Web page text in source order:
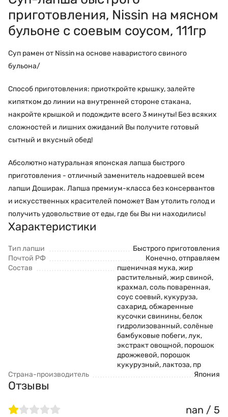
приготовления, Nissin на мясном
бульоне с соевым соусом, 111гр
Суп рамен от Nissin на основе наваристого свиного
бульона/
Способ приготовления: приоткройте крышку, залейте
кипятком до линии на внутренней стороне стакана,
накройте крышкой и подождите всего 3 минуты! Без всяких
сложностей и лишних ожиданий Вы получите готовый
сытный и вкусный обед!
Абсолютно натуральная японская лапша быстрого
приготовления - отличный заменитель надоевшей всем
лапши Доширак. Лапша премиум-класса без консервантов
и искусственных красителей поможет Вам утолить голод и
получить удовольствие от еды, где бы Вы ни находились!
Характеристики
Тип лапши
Быстрого приготовления
Почтой РФ
Конечно, отправляем
Состав
пшеничная мука, жир
растительный, жир свиной,
крахмал, соль поваренная,
соус соевый, кукуруза,
сахарид, обжаренные
кусочки свинины, белок
гидролизованный, солёные
бамбуковые побеги, лук,
экстракт овощной, порошок
дрожжевой, порошок
кукурузный, лактоза, пр
Страна-производитель
Япония
Отзывы
nan / 5